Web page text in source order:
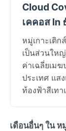
Cloud
เคคอส In
หมู่เกาะเติ
เป็นส่วนให
ค่าเฉลี่ยเม
ประเทศ แส
ท้องฟ้าสีเท
เดือนอื่นๆ ใน ห